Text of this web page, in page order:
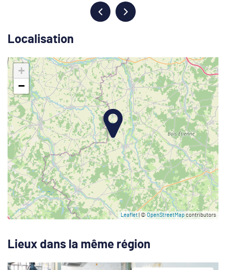
Localisation
+
−
Leaflet | © OpenStreetMapcontributors
Lieux dans la même région